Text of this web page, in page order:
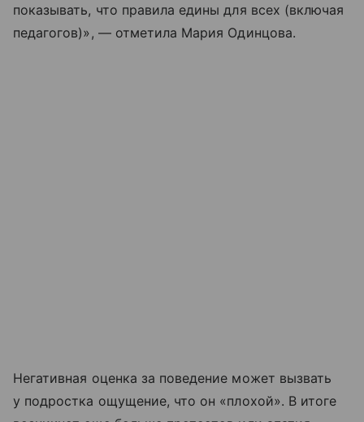
показывать, что правила едины для всех (включая
педагогов)», — отметила Мария Одинцова.
Негативная оценка за поведение может вызвать
у подростка ощущение, что он «плохой». В итоге